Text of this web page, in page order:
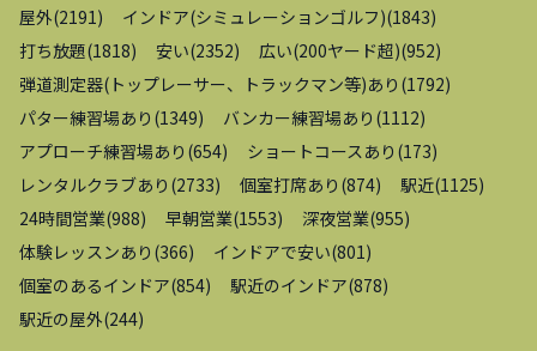
屋外(2191) インドア(シミュレーションゴルフ)(1843)
打ち放題(1818) 安い(2352) 広い(200ヤード超)(952)
弾道測定器(トップレーサー、トラックマン等)あり (1792)
パター練習場あり (1349) バンカー練習場あり (1112)
アプローチ練習場あり (654) ショートコースあり (173)
レンタルクラブあり (2733) 個室打席あり (874) 駅近(1125)
24時間営業(988) 早朝営業(1553) 深夜営業(955)
体験レッスンあり (366) インドアで安い(801)
個室のあるインドア(854) 駅近のインドア(878)
駅近の屋外(244)